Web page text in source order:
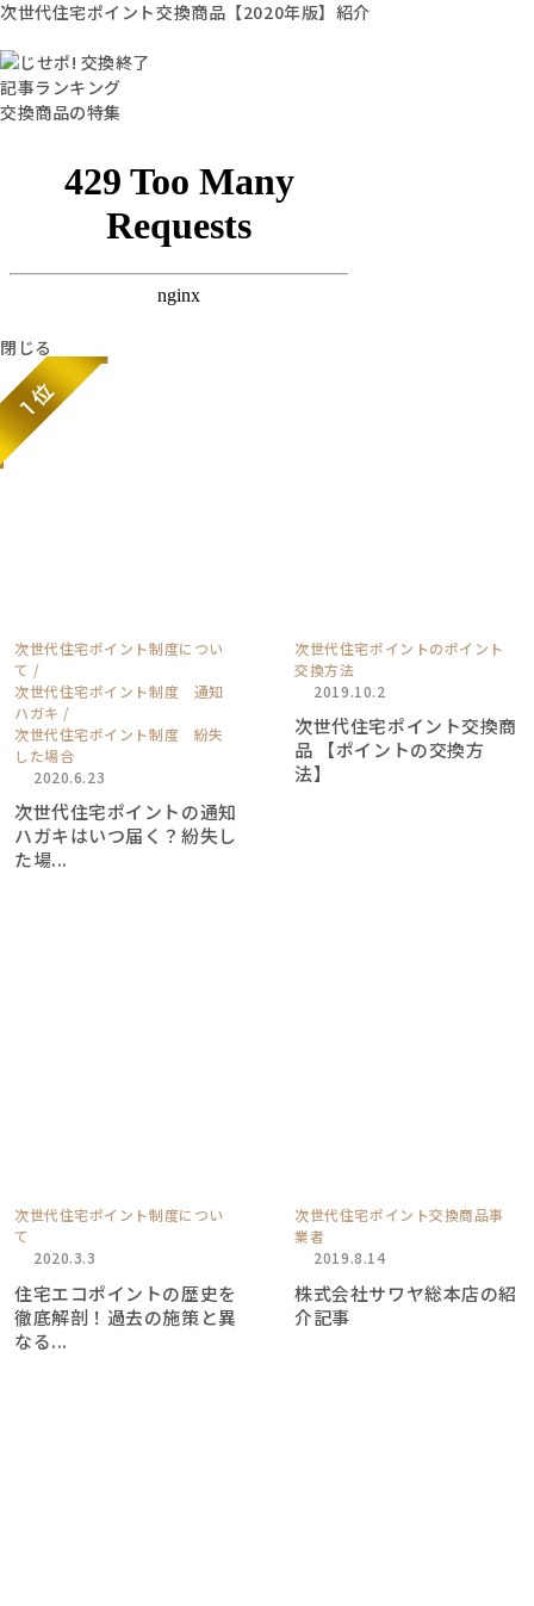
次世代住宅ポイント交換商品【2020年版】紹介
記事ランキング
交換商品の特集
閉じる
次世代住宅ポイント制度につい
て
次世代住宅ポイント制度 通知
ハガキ
次世代住宅ポイント制度 紛失
した場合
2020.6.23
次世代住宅ポイントの通知
ハガキはいつ届く？紛失し
た場...
次世代住宅ポイントのポイント
交換方法
2019.10.2
次世代住宅ポイント交換商
品 【ポイントの交換方
法】
次世代住宅ポイント制度につい
て
2020.3.3
住宅エコポイントの歴史を
徹底解剖！過去の施策と異
なる...
次世代住宅ポイント交換商品事
業者
2019.8.14
株式会社サワヤ総本店の紹
介記事